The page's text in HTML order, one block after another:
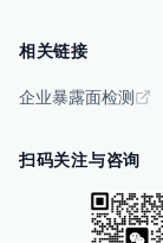
相关链接
企业暴露面检测
扫码关注与咨询